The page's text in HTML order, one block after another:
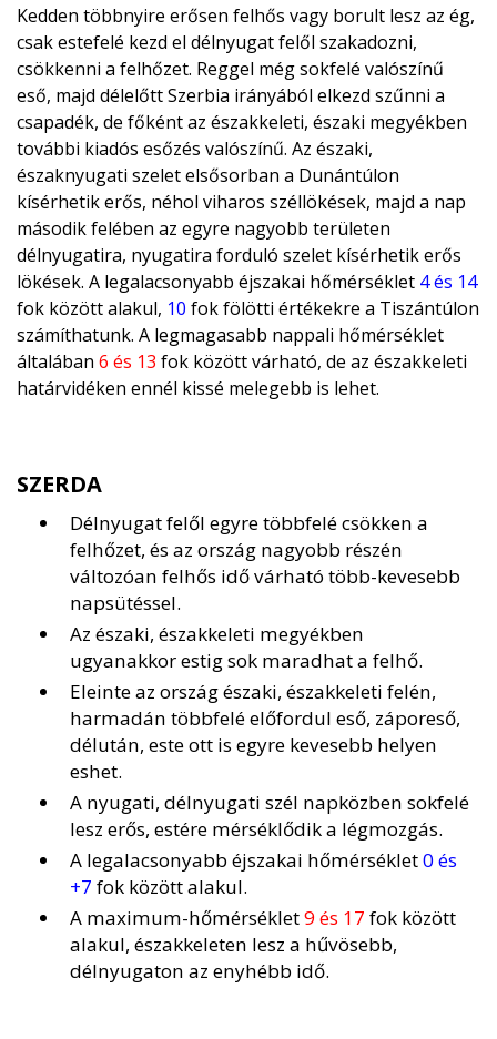
Kedden többnyire erősen felhős vagy borult lesz az ég,
csak estefelé kezd el délnyugat felől szakadozni,
csökkenni a felhőzet. Reggel még sokfelé valószínű
eső, majd délelőtt Szerbia irányából elkezd szűnni a
csapadék, de főként az északkeleti, északi megyékben
további kiadós esőzés valószínű. Az északi,
északnyugati szelet elsősorban a Dunántúlon
kísérhetik erős, néhol viharos széllökések, majd a nap
második felében az egyre nagyobb területen
délnyugatira, nyugatira forduló szelet kísérhetik erős
lökések. A legalacsonyabb éjszakai hőmérséklet 4 és 14
fok között alakul, 10 fok fölötti értékekre a Tiszántúlon
számíthatunk. A legmagasabb nappali hőmérséklet
általában 6 és 13 fok között várható, de az északkeleti
határvidéken ennél kissé melegebb is lehet.
SZERDA
Délnyugat felől egyre többfelé csökken a
felhőzet, és az ország nagyobb részén
változóan felhős idő várható több-kevesebb
napsütéssel.
Az északi, északkeleti megyékben
ugyanakkor estig sok maradhat a felhő.
Eleinte az ország északi, északkeleti felén,
harmadán többfelé előfordul eső, záporeső,
délután, este ott is egyre kevesebb helyen
eshet.
A nyugati, délnyugati szél napközben sokfelé
lesz erős, estére mérséklődik a légmozgás.
A legalacsonyabb éjszakai hőmérséklet0 és
+7 fok között alakul.
A maximum-hőmérséklet9 és 17 fok között
alakul, északkeleten lesz a hűvösebb,
délnyugaton az enyhébb idő.